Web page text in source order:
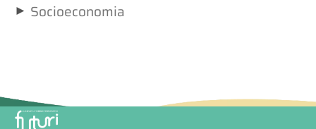
► Socioeconomia